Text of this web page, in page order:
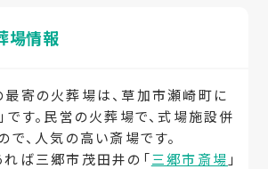
場情報
寄の火葬場は、草加市瀬崎町に
」です。民営の火葬場で、式場施設併
で、人気の高い斎場です。
ば三郷市茂田井の「三郷市斎場 」